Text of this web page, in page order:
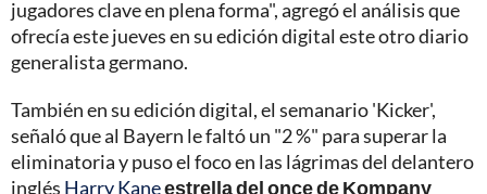
jugadores clave en plena forma", agregó el análisis que
ofrecía este jueves en su edición digital este otro diario
generalista germano.
También en su edición digital, el semanario 'Kicker',
señaló que al Bayern le faltó un "2 %" para superar la
eliminatoria y puso el foco en las lágrimas del delantero
inglés Harry Kaneestrella del once de Kompany